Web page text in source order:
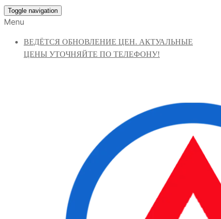
Toggle navigation
Menu
ВЕДЁТСЯ ОБНОВЛЕНИЕ ЦЕН. АКТУАЛЬНЫЕ
ЦЕНЫ УТОЧНЯЙТЕ ПО ТЕЛЕФОНУ!